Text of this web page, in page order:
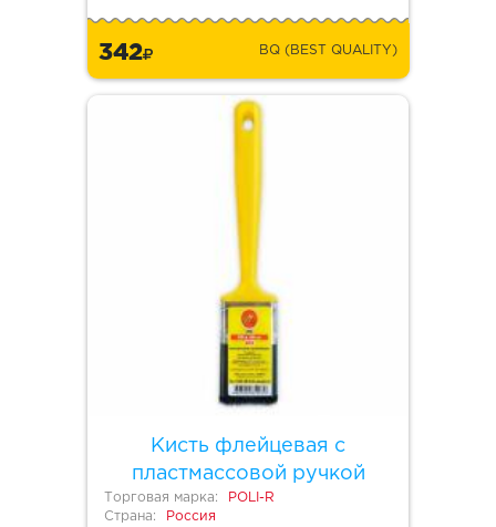
342 BQ (BEST QUALITY)
Кисть флейцевая с
пластмассовой ручкой
Торговая марка:
POLI-R
Страна:
Россия